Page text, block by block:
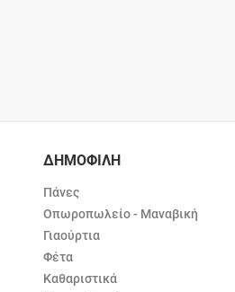
ΔΗΜΟΦΙΛΗ
Πάνες
Οπωροπωλείο - Μαναβική
Γιαούρτια
Φέτα
Καθαριστικά